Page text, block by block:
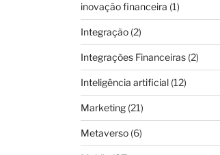
inovação financeira (1)
Integração(2)
Integrações Financeiras(2)
Inteligência artificial(12)
Marketing(21)
Metaverso(6)